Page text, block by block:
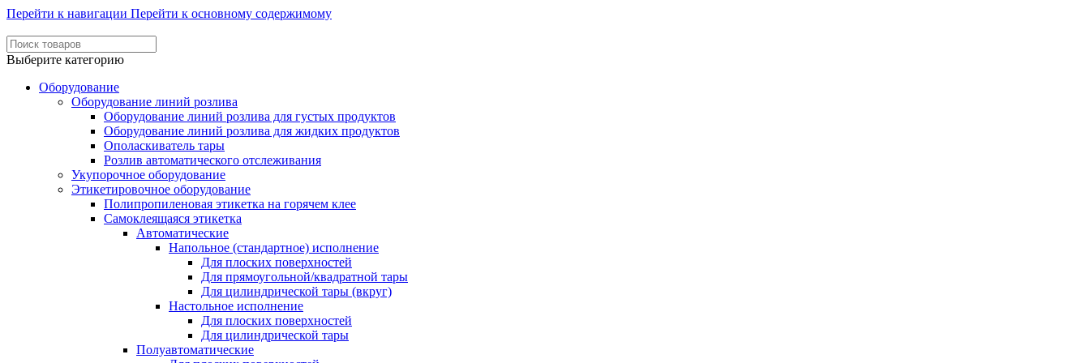
Перейти к навигации Перейти к основному содержимому
Выберите категорию
Оборудование
Оборудование линий розлива
Оборудование линий розлива для густых продуктов
Оборудование линий розлива для жидких продуктов
Ополаскиватель тары
Розлив автоматического отслеживания
Укупорочное оборудование
Этикетировочное оборудование
Полипропиленовая этикетка на горячем клее
Самоклеящаяся этикетка
Автоматические
Напольное (стандартное) исполнение
Для плоских поверхностей
Для прямоугольной/квадратной тары
Для цилиндрической тары (вкруг)
Настольное исполнение
Для плоских поверхностей
Для цилиндрической тары
Полуавтоматические